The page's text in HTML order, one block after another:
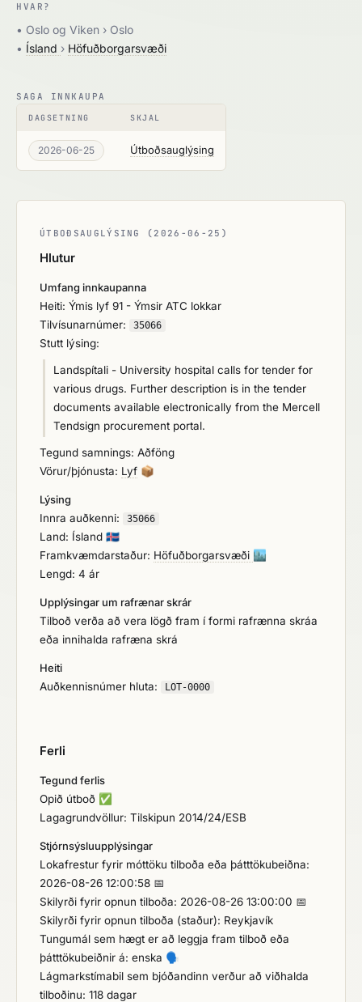
HVAR?
• Oslo og Viken › Oslo
• Ísland › Höfuðborgarsvæði
SAGA INNKAUPA
DAGSETNING SKJAL
2026-06-25 Útboðsauglýsing
ÚTBOÐSAUGLÝSING (2026-06-25)
Hlutur
Umfang innkaupanna
Heiti: Ýmis lyf 91 - Ýmsir ATC lokkar
Tilvísunarnúmer:
35066
Stutt lýsing:
Landspítali - University hospital calls for tender for
various drugs. Further description is in the tender
documents available electronically from the Mercell
Tendsign procurement portal.
Tegund samnings: Aðföng
Vörur/þjónusta: Lyf 📦
Lýsing
Innra auðkenni:
35066
Land: Ísland 🇮🇸
Framkvæmdarstaður: Höfuðborgarsvæði 🏙️
Lengd: 4 ár
Upplýsingar um rafrænar skrár
Tilboð verða að vera lögð fram í formi rafrænna skráa
eða innihalda rafræna skrá
Heiti
Auðkennisnúmer hluta:
LOT-0000
Ferli
Tegund ferlis
Opið útboð ✅
Lagagrundvöllur: Tilskipun 2014/24/ESB
Stjórnsýsluupplýsingar
Lokafrestur fyrir móttöku tilboða eða þátttökubeiðna:
2026-08-26 12:00:58 📅
Skilyrði fyrir opnun tilboða: 2026-08-26 13:00:00 📅
Skilyrði fyrir opnun tilboða (staður): Reykjavík
Tungumál sem hægt er að leggja fram tilboð eða
þátttökubeiðnir á: enska 🗣️
Lágmarkstímabil sem bjóðandinn verður að viðhalda
tilboðinu: 118 dagar